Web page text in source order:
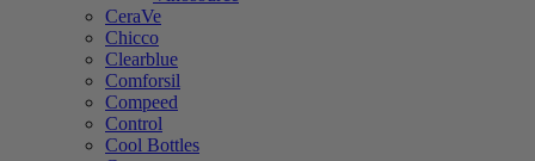
CeraVe
Chicco
Clearblue
Comforsil
Compeed
Control
Cool Bottles